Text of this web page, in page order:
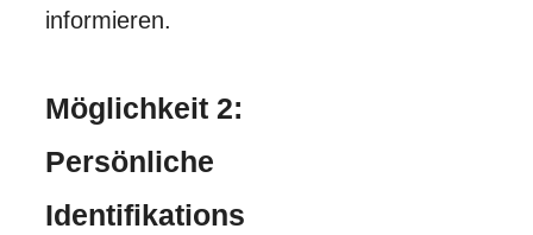
informieren.
Möglichkeit 2:
Persönliche
Identifikations